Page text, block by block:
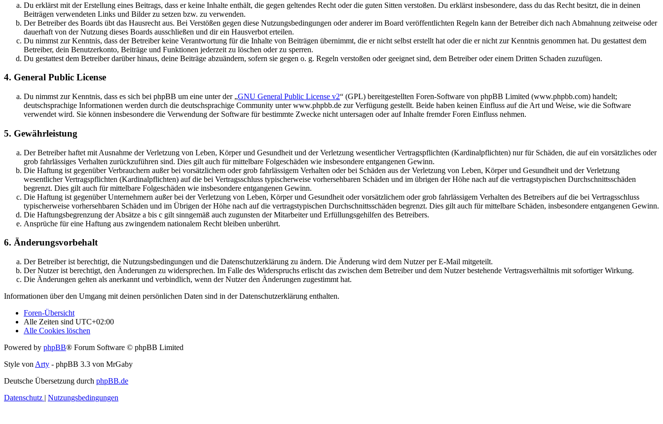
Du erklärst mit der Erstellung eines Beitrags, dass er keine Inhalte enthält, die gegen geltendes Recht oder die guten Sitten verstoßen. Du erklärst insbesondere, dass du das Recht besitzt, die in deinen
Beiträgen verwendeten Links und Bilder zu setzen bzw. zu verwenden.
Der Betreiber des Boards übt das Hausrecht aus. Bei Verstößen gegen diese Nutzungsbedingungen oder anderer im Board veröffentlichten Regeln kann der Betreiber dich nach Abmahnung zeitweise oder
dauerhaft von der Nutzung dieses Boards ausschließen und dir ein Hausverbot erteilen.
Du nimmst zur Kenntnis, dass der Betreiber keine Verantwortung für die Inhalte von Beiträgen übernimmt, die er nicht selbst erstellt hat oder die er nicht zur Kenntnis genommen hat. Du gestattest dem
Betreiber, dein Benutzerkonto, Beiträge und Funktionen jederzeit zu löschen oder zu sperren.
Du gestattest dem Betreiber darüber hinaus, deine Beiträge abzuändern, sofern sie gegen o. g. Regeln verstoßen oder geeignet sind, dem Betreiber oder einem Dritten Schaden zuzufügen.
4. General Public License
Du nimmst zur Kenntnis, dass es sich bei phpBB um eine unter der „GNU General Public License v2“ (GPL) bereitgestellten Foren-Software von phpBB Limited (www.phpbb.com) handelt;
deutschsprachige Informationen werden durch die deutschsprachige Community unter www.phpbb.de zur Verfügung gestellt. Beide haben keinen Einfluss auf die Art und Weise, wie die Software
verwendet wird. Sie können insbesondere die Verwendung der Software für bestimmte Zwecke nicht untersagen oder auf Inhalte fremder Foren Einfluss nehmen.
5. Gewährleistung
Der Betreiber haftet mit Ausnahme der Verletzung von Leben, Körper und Gesundheit und der Verletzung wesentlicher Vertragspflichten (Kardinalpflichten) nur für Schäden, die auf ein vorsätzliches oder
grob fahrlässiges Verhalten zurückzuführen sind. Dies gilt auch für mittelbare Folgeschäden wie insbesondere entgangenen Gewinn.
Die Haftung ist gegenüber Verbrauchern außer bei vorsätzlichem oder grob fahrlässigem Verhalten oder bei Schäden aus der Verletzung von Leben, Körper und Gesundheit und der Verletzung
wesentlicher Vertragspflichten (Kardinalpflichten) auf die bei Vertragsschluss typischerweise vorhersehbaren Schäden und im übrigen der Höhe nach auf die vertragstypischen Durchschnittsschäden
begrenzt. Dies gilt auch für mittelbare Folgeschäden wie insbesondere entgangenen Gewinn.
Die Haftung ist gegenüber Unternehmern außer bei der Verletzung von Leben, Körper und Gesundheit oder vorsätzlichem oder grob fahrlässigem Verhalten des Betreibers auf die bei Vertragsschluss
typischerweise vorhersehbaren Schäden und im Übrigen der Höhe nach auf die vertragstypischen Durchschnittsschäden begrenzt. Dies gilt auch für mittelbare Schäden, insbesondere entgangenen Gewinn.
Die Haftungsbegrenzung der Absätze a bis c gilt sinngemäß auch zugunsten der Mitarbeiter und Erfüllungsgehilfen des Betreibers.
Ansprüche für eine Haftung aus zwingendem nationalem Recht bleiben unberührt.
6. Änderungsvorbehalt
Der Betreiber ist berechtigt, die Nutzungsbedingungen und die Datenschutzerklärung zu ändern. Die Änderung wird dem Nutzer per E-Mail mitgeteilt.
Der Nutzer ist berechtigt, den Änderungen zu widersprechen. Im Falle des Widerspruchs erlischt das zwischen dem Betreiber und dem Nutzer bestehende Vertragsverhältnis mit sofortiger Wirkung.
Die Änderungen gelten als anerkannt und verbindlich, wenn der Nutzer den Änderungen zugestimmt hat.
Informationen über den Umgang mit deinen persönlichen Daten sind in der Datenschutzerklärung enthalten.
Foren-Übersicht
Alle Zeiten sind UTC+02:00
Alle Cookies löschen
Powered by phpBB® Forum Software © phpBB Limited
Style von Arty - phpBB 3.3 von MrGaby
Deutsche Übersetzung durch phpBB.de
Datenschutz | Nutzungsbedingungen